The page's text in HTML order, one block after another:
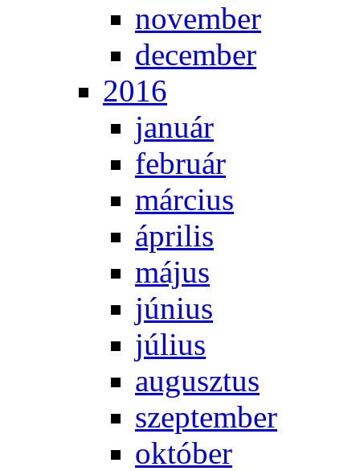
no­vem­ber
de­cem­ber
2016
ja­nu­ár
feb­ru­ár
már­ci­us
áp­ri­lis
má­jus
jú­ni­us
jú­li­us
au­gusz­tus
szep­tem­ber
ok­tó­ber